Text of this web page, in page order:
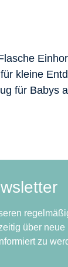
kleine
für Babys
über neue
zu